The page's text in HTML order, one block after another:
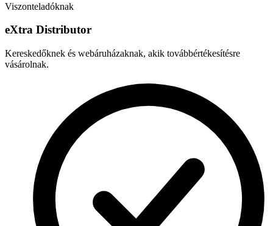
Viszonteladóknak
eXtra Distributor
Kereskedőknek és webáruházaknak, akik továbbértékesítésre
vásárolnak.